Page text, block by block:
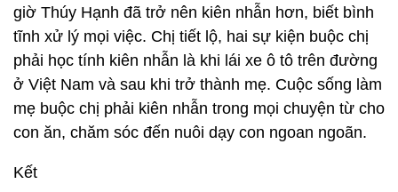
giờ Thúy Hạnh đã trở nên kiên nhẫn hơn, biết bình
tĩnh xử lý mọi việc. Chị tiết lộ, hai sự kiện buộc chị
phải học tính kiên nhẫn là khi lái xe ô tô trên đường
ở Việt Nam và sau khi trở thành mẹ. Cuộc sống làm
mẹ buộc chị phải kiên nhẫn trong mọi chuyện từ cho
con ăn, chăm sóc đến nuôi dạy con ngoan ngoãn.
Kết